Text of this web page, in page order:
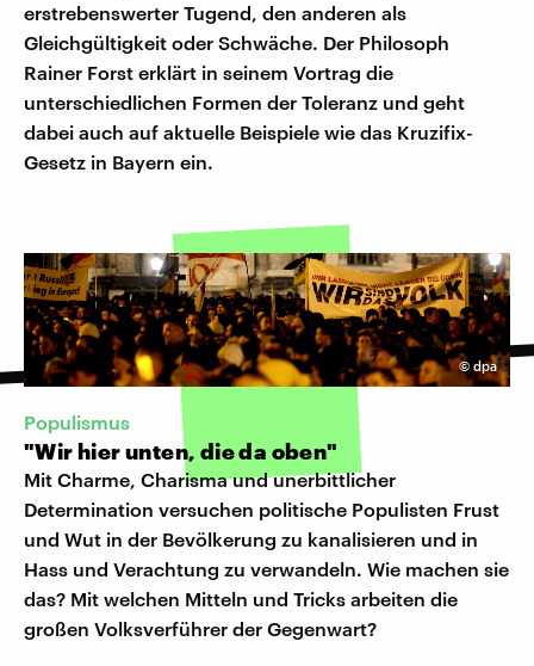
erstrebenswerter Tugend, den anderen als
Gleichgültigkeit oder Schwäche. Der Philosoph
Rainer Forst erklärt in seinem Vortrag die
unterschiedlichen Formen der Toleranz und geht
dabei auch auf aktuelle Beispiele wie das Kruzifix-
Gesetz in Bayern ein.
© dpa
Populismus
"Wir hier unten, die da oben"
Mit Charme, Charisma und unerbittlicher
Determination versuchen politische Populisten Frust
und Wut in der Bevölkerung zu kanalisieren und in
Hass und Verachtung zu verwandeln. Wie machen sie
das? Mit welchen Mitteln und Tricks arbeiten die
großen Volksverführer der Gegenwart?